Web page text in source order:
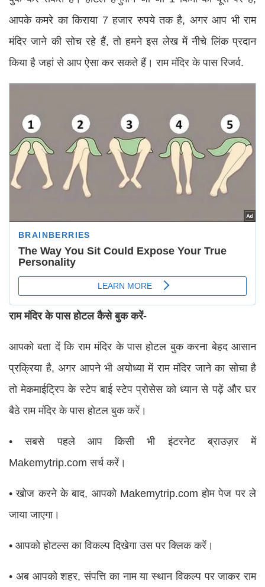
आपके कमरे का किराया 7 हजार रुपये तक है, अगर आप भी राम
मंदिर जाने की सोच रहे हैं, तो हमने इस लेख में नीचे लिंक प्रदान
किया है जहां से आप ऐसा कर सकते हैं। राम मंदिर के पास रिजर्व.
राम मंदिर के पास होटल कैसे बुक करें-
आपको बता दें कि राम मंदिर के पास होटल बुक करना बेहद आसान
प्रक्रिया है, अगर आपने भी अयोध्या में राम मंदिर जाने का सोचा है
तो मेकमाईट्रिप के स्टेप बाई स्टेप प्रोसेस को ध्यान से पढ़ें और घर
बैठे राम मंदिर के पास होटल बुक करें।
• सबसे पहले आप किसी भी इंटरनेट ब्राउज़र में
Makemytrip.com सर्च करें।
• खोज करने के बाद, आपको Makemytrip.com होम पेज पर ले
जाया जाएगा।
• आपको होटल्स का विकल्प दिखेगा उस पर क्लिक करें।
• अब आपको शहर, संपत्ति का नाम या स्थान विकल्प पर जाकर राम